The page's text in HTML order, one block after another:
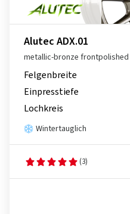
Alutec ADX.01
metallic-bronze frontpolished
Felgenbreite
Einpresstiefe
Lochkreis
Wintertauglich
(3)